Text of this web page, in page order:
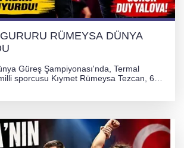
RÜMEYSA DÜNYA
Güreş Şampiyonası'nda, Termal
sporcusu Kıymet Rümeysa Tezcan, 69